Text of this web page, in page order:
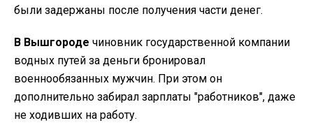
были задержаны после получения части денег.
В Вышгороде чиновник государственной компании
водных путей за деньги бронировал
военнообязанных мужчин. При этом он
дополнительно забирал зарплаты "работников", даже
не ходивших на работу.